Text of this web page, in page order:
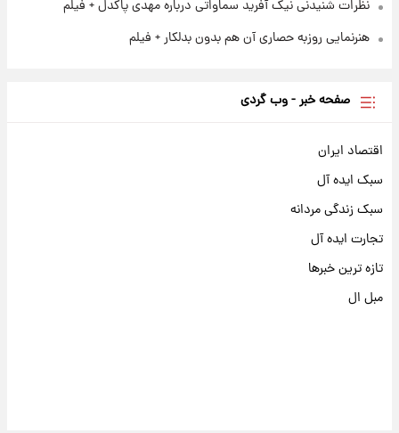
نظرات شنیدنی نیک آفرید سماواتی درباره مهدی پاکدل + فیلم
هنرنمایی روزبه حصاری آن هم بدون بدلکار + فیلم
صفحه خبر - وب گردی
اقتصاد ایران
سبک ایده آل
سبک زندگی مردانه
تجارت ایده آل
تازه ترین خبرها
مبل ال